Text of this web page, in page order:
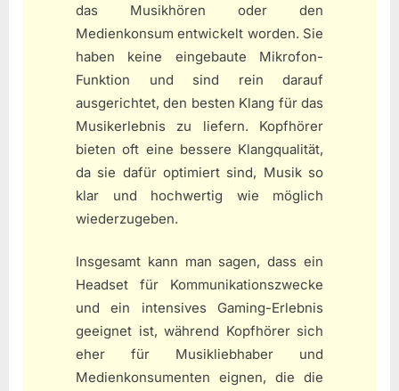
das Musikhören oder den
Medienkonsum entwickelt worden. Sie
haben keine eingebaute Mikrofon-
Funktion und sind rein darauf
ausgerichtet, den besten Klang für das
Musikerlebnis zu liefern. Kopfhörer
bieten oft eine bessere Klangqualität,
da sie dafür optimiert sind, Musik so
klar und hochwertig wie möglich
wiederzugeben.
Insgesamt kann man sagen, dass ein
Headset für Kommunikationszwecke
und ein intensives Gaming-Erlebnis
geeignet ist, während Kopfhörer sich
eher für Musikliebhaber und
Medienkonsumenten eignen, die die